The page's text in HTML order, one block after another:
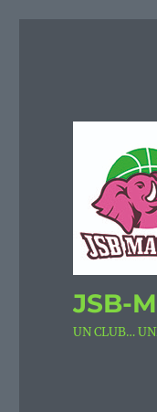
JSB-
UN CLUB…